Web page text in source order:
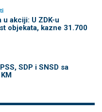
u akciji: U ZDK-u
objekata, kazne 31.700
SDP i SNSD sa